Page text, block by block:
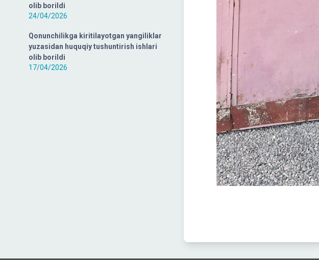
olib borildi
24/04/2026
Qonunchilikga kiritilayotgan yangiliklar
yuzasidan huquqiy tushuntirish ishlari
olib borildi
17/04/2026